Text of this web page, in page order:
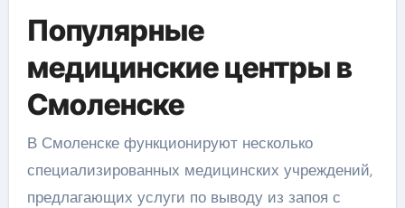
Популярные
медицинские центры в
Смоленске
В Смоленске функционируют несколько
специализированных медицинских учреждений,
предлагающих услуги по выводу из запоя с